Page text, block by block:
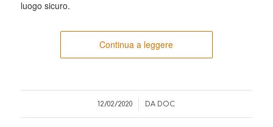
luogo sicuro.
Continua a leggere
12/02/2020
/ DA DOC